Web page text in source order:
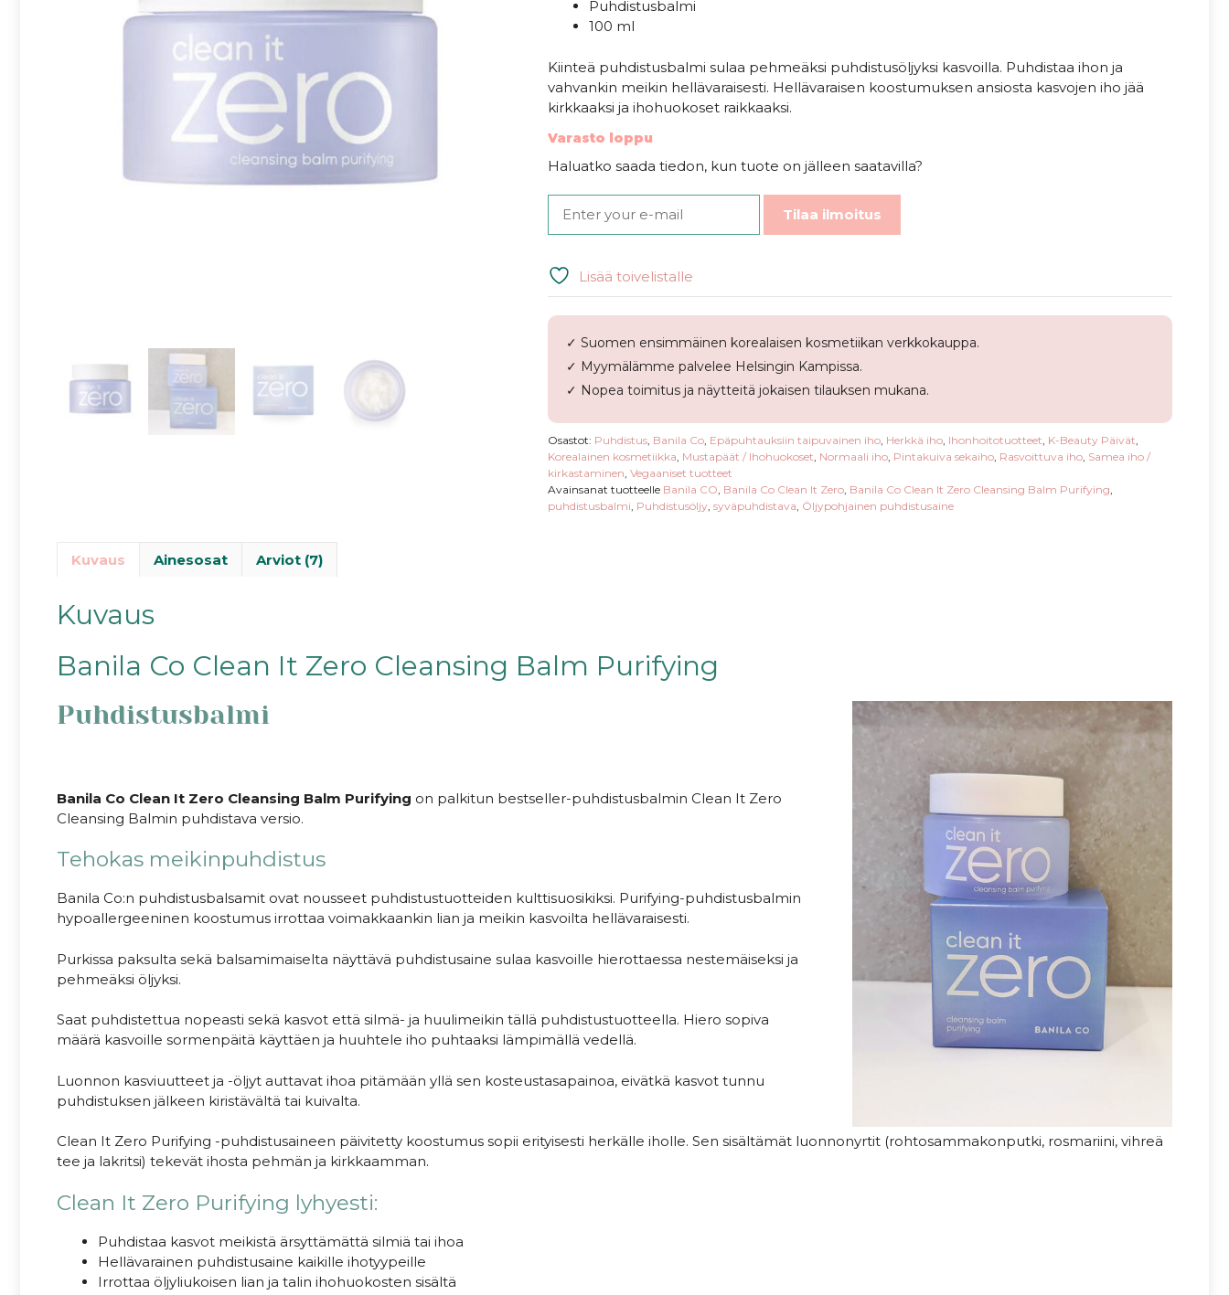
24,90€.24,90€.
Puhdistusbalmi
100 ml
Kiinteä puhdistusbalmi sulaa pehmeäksi puhdistusöljyksi kasvoilla. Puhdistaa ihon ja
vahvankin meikin hellävaraisesti. Hellävaraisen koostumuksen ansiosta kasvojen iho jää
kirkkaaksi ja ihohuokoset raikkaaksi.
Varasto loppu
Haluatko saada tiedon, kun tuote on jälleen saatavilla?
Tilaa ilmoitus
Lisää toivelistalle
✓ Suomen ensimmäinen korealaisen kosmetiikan verkkokauppa.
✓ Myymälämme palvelee Helsingin Kampissa.
✓ Nopea toimitus ja näytteitä jokaisen tilauksen mukana.
Osastot: Puhdistus, Banila Co, Epäpuhtauksiin taipuvainen iho, Herkkä iho, Ihonhoitotuotteet, K-Beauty Päivät,
Korealainen kosmetiikka, Mustapäät / Ihohuokoset, Normaali iho, Pintakuiva sekaiho, Rasvoittuva iho, Samea iho /
kirkastaminen, Vegaaniset tuotteet
Avainsanat tuotteelle Banila CO, Banila Co Clean It Zero, Banila Co Clean It Zero Cleansing Balm Purifying,
puhdistusbalmi, Puhdistusöljy, syväpuhdistava, Öljypohjainen puhdistusaine
Kuvaus Ainesosat Arviot (7)
Kuvaus
Banila Co Clean It Zero Cleansing Balm Purifying
Puhdistusbalmi
Banila Co Clean It Zero Cleansing Balm Purifying on palkitun bestseller-puhdistusbalmin Clean It Zero
Cleansing Balmin puhdistava versio.
Tehokas meikinpuhdistus
Banila Co:n puhdistusbalsamit ovat nousseet puhdistustuotteiden kulttisuosikiksi. Purifying-puhdistusbalmin
hypoallergeeninen koostumus irrottaa voimakkaankin lian ja meikin kasvoilta hellävaraisesti.
Purkissa paksulta sekä balsamimaiselta näyttävä puhdistusaine sulaa kasvoille hierottaessa nestemäiseksi ja
pehmeäksi öljyksi.
Saat puhdistettua nopeasti sekä kasvot että silmä- ja huulimeikin tällä puhdistustuotteella. Hiero sopiva
määrä kasvoille sormenpäitä käyttäen ja huuhtele iho puhtaaksi lämpimällä vedellä.
Luonnon kasviuutteet ja -öljyt auttavat ihoa pitämään yllä sen kosteustasapainoa, eivätkä kasvot tunnu
puhdistuksen jälkeen kiristävältä tai kuivalta.
Clean It Zero Purifying -puhdistusaineen päivitetty koostumus sopii erityisesti herkälle iholle. Sen sisältämät luonnonyrtit (rohtosammakonputki, rosmariini, vihreä
tee ja lakritsi) tekevät ihosta pehmän ja kirkkaamman.
Clean It Zero Purifying lyhyesti:
Puhdistaa kasvot meikistä ärsyttämättä silmiä tai ihoa
Hellävarainen puhdistusaine kaikille ihotyypeille
Irrottaa öljyliukoisen lian ja talin ihohuokosten sisältä